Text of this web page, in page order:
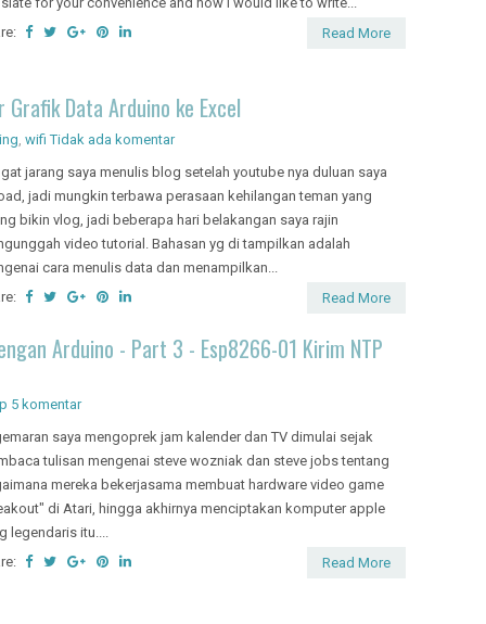
arduino, as i've already wrote on previous blogs Here dan Here .
since i was writing only in Bahasa so please use google
Data Arduino ke Excel
, wifi Tidak ada komentar
jarang saya menulis blog setelah youtube nya duluan saya
jadi mungkin terbawa perasaan kehilangan teman yang
bikin vlog, jadi beberapa hari belakangan saya rajin
video tutorial. Bahasan yg di tampilkan adalah
Read More
Arduino - Part 3 - Esp8266-01 Kirim NTP
5 komentar
saya mengoprek jam kalender dan TV dimulai sejak
tulisan mengenai steve wozniak dan steve jobs tentang
mereka bekerjasama membuat hardware video game
di Atari, hingga akhirnya menciptakan komputer apple